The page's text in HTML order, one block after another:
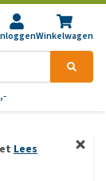
Winkelwagen
Lees